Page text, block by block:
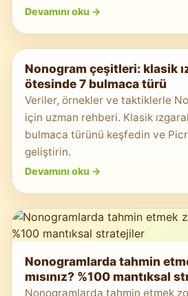
Devamını oku ->
Nonogram çeşitleri: klasik
ötesinde 7 bulmaca türü
Veriler, örnekler ve taktiklerle
için uzman rehberi. Klasik
bulmaca türünü keşfedin ve
geliştirin.
Devamını oku ->
Nonogramlarda tahmin
mısınız? %100 mantıksal
Nonogramlarda tahmin etmek